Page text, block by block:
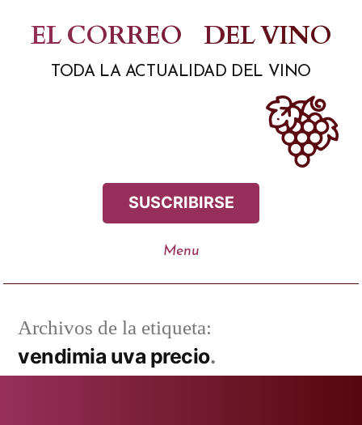
contenido
EL CORREO DEL VINO
TODA LA ACTUALIDAD DEL VINO
SUSCRIBIRSE
Archivos de la etiqueta:
vendimia uva precio